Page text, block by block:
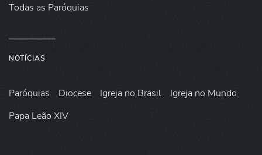
Todas as Paróquias
NOTÍCIAS
Paróquias Diocese Igreja no Brasil
Igreja no Mundo
Papa Leão XIV